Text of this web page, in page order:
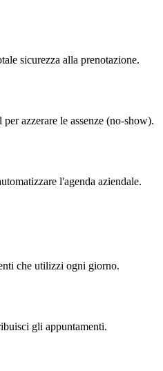
sicurezza alla prenotazione.
azzerare le assenze (no-show).
l'agenda aziendale.
che utilizzi ogni giorno.
gli appuntamenti.